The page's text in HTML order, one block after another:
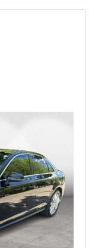
Next